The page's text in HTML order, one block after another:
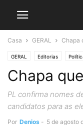
Casa GERAL Chapa
GERAL Editorias
Chapa
PL confirma nomes
candidatos para as
Por Denios - 5 de agosto